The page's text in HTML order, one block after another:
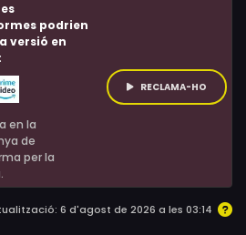
podrien
versió en
en la
de
per la
RECLAMA-HO
6 d'agost de 2026 a les 03:14